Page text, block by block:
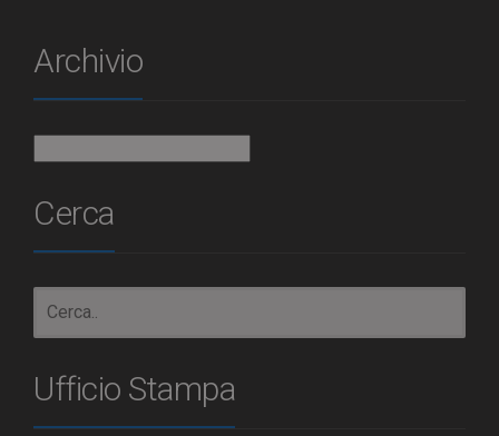
Archivio
Cerca
Ufficio Stampa